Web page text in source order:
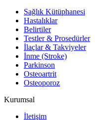
Sağlık Kütüphanesi
Hastalıklar
Belirtiler
Testler & Prosedürler
İlaçlar & Takviyeler
İnme (Stroke)
Parkinson
Osteoartrit
Osteoporoz
Kurumsal
İletişim